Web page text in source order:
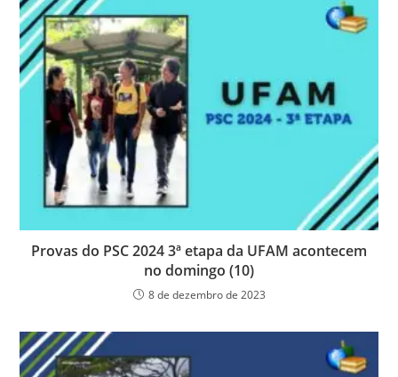
Provas do PSC 2024 3ª etapa da UFAM acontecem
no domingo (10)
8 de dezembro de 2023